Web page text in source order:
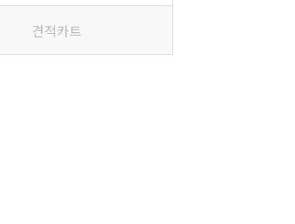
견적카트